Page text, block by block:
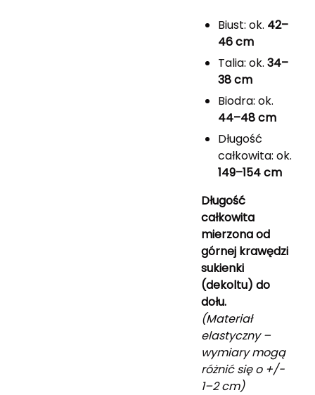
Biust: ok. 42–
46 cm
Talia: ok.34–
38 cm
Biodra: ok.
44–48 cm
Długość
całkowita: ok.
149–154 cm
Długość
całkowita
mierzona od
górnej krawędzi
sukienki
(dekoltu) do
dołu.
(Materiał
elastyczny –
wymiary mogą
różnić się o +/-
1–2 cm)